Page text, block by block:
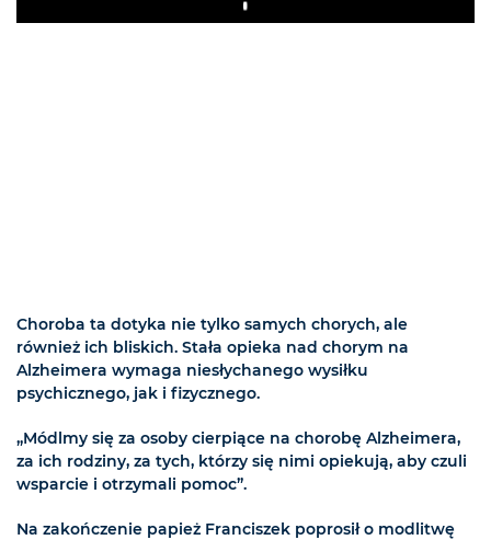
Play
Choroba ta dotyka nie tylko samych chorych, ale
również ich bliskich. Stała opieka nad chorym na
Alzheimera wymaga niesłychanego wysiłku
psychicznego, jak i fizycznego.
„Módlmy się za osoby cierpiące na chorobę Alzheimera,
za ich rodziny, za tych, którzy się nimi opiekują, aby czuli
wsparcie i otrzymali pomoc”.
Na zakończenie papież Franciszek poprosił o modlitwę